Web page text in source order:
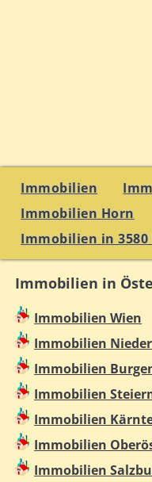
Immobilien
Immobilien Horn
Immobilien in 3580
Immobilien in
Immobilien Wien
Immobilien
Immobilien
Immobilien
Immobilien
Immobilien
Immobilien